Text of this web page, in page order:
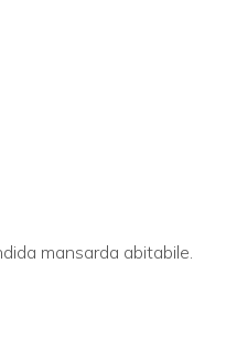
mansarda abitabile.